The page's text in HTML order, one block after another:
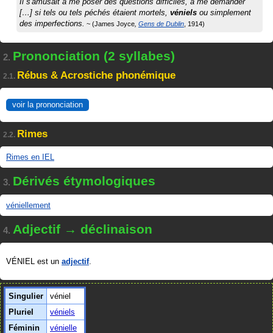
[…] si tels ou tels péchés étaient mortels, véniels ou simplement
des imperfections.
James Joyce Gens de Dublin 1914
2. Prononciation (2 syllabes)
2.1. Rébus & Acrostiche phonémique
voir la prononciation
2.2. Rimes
Rimes en IEL
3. Dérivés étymologiques
véniellement
4. Adjectif → déclinaison
VÉNIEL est un adjectif.
Singulier
véniel
Pluriel
véniels
Féminin
vénielle